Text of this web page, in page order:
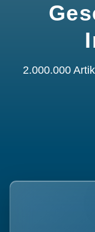
2.000.000